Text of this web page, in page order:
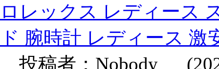
ロレックス レディース
ド 腕時計 レディース 激
投稿者： Nobody